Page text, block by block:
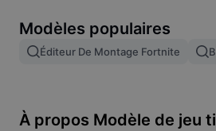
Fusion d'images
Redimensionner une image
Modèles populaires
Éditeur De Montage Fortnite
À propos Modèle de jeu